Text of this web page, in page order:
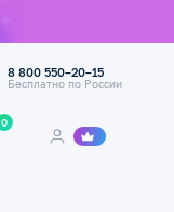
8 800 550–20–15
Бесплатно по России
0